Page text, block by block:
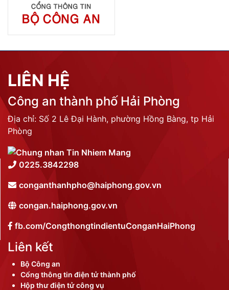
Đơn vị thực hiện
vực xuất cảnh, nhập cảnh của công dân việt nam từ ngày 01/7/2026
LIÊN KẾT
THỐNG KÊ TRUY CẬP